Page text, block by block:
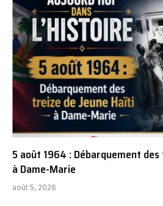
5 août 1964 : Débarquement
à Dame-Marie
août 5, 2026